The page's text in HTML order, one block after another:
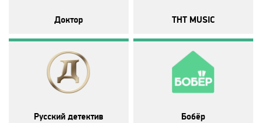
Galaxy TV
Gulli
History
Доктор ТНТ MUSIC
Русский детектив Бобёр